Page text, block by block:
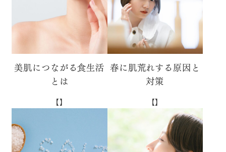
美肌につながる食生活
とは
【】
春に肌荒れする原因と
対策
【】